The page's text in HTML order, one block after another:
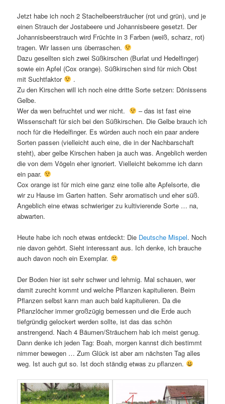
Jetzt habe ich noch 2 Stachelbeersträucher (rot und grün), und je
einen Strauch der Jostabeere und Johannisbeere gesetzt. Der
Johannisbeerstrauch wird Früchte in 3 Farben (weiß, scharz, rot)
tragen. Wir lassen uns überraschen.
Dazu gesellten sich zwei Süßkirschen (Burlat und Hedelfinger)
sowie ein Apfel (Cox orange). Süßkirschen sind für mich Obst
mit Suchtfaktor
.
Zu den Kirschen will ich noch eine dritte Sorte setzen: Dönissens
Gelbe.
Wer da wen befruchtet und wer nicht.
– das ist fast eine
Wissenschaft für sich bei den Süßkirschen. Die Gelbe brauch ich
noch für die Hedelfinger. Es würden auch noch ein paar andere
Sorten passen (vielleicht auch eine, die in der Nachbarschaft
steht), aber gelbe Kirschen haben ja auch was. Angeblich werden
die von dem Vögeln eher ignoriert. Vielleicht bekomme ich dann
ein paar.
Cox orange ist für mich eine ganz eine tolle alte Apfelsorte, die
wir zu Hause im Garten hatten. Sehr aromatisch und eher süß.
Angeblich eine etwas schwieriger zu kultivierende Sorte … na,
abwarten.
Heute habe ich noch etwas entdeckt: Die Deutsche Mispel. Noch
nie davon gehört. Sieht interessant aus. Ich denke, ich brauche
auch davon noch ein Exemplar.
Der Boden hier ist sehr schwer und lehmig. Mal schauen, wer
damit zurecht kommt und welche Pflanzen kapitulieren. Beim
Pflanzen selbst kann man auch bald kapitulieren. Da die
Pflanzlöcher immer großzügig bemessen und die Erde auch
tiefgründig gelockert werden sollte, ist das das schön
anstrengend. Nach 4 Bäumen/Sträuchern hab ich meist genug.
Dann denke ich jeden Tag: Boah, morgen kannst dich bestimmt
nimmer bewegen … Zum Glück ist aber am nächsten Tag alles
weg. Ist auch gut so. Ist doch ständig etwas zu pflanzen.